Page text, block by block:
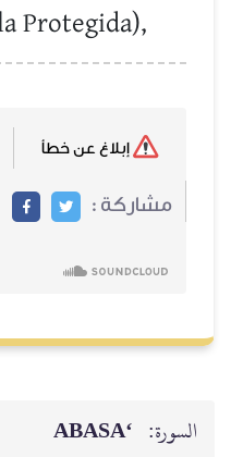
Protegida),
مشاركة :
السورة: ‘ABASA